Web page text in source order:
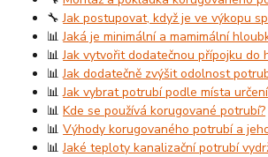
🔧Jak postupovat, když je ve výkopu
📊Jaká je minimální a mamimální
📊Jak vytvořit dodatečnou přípojku do
📊Jak dodatečně zvýšit odolnost
📊Jak vybrat potrubí podle místa
📊Kde se používá korugované potrubí?
📊Výhody korugovaného potrubí a
📊Jaké teploty kanalizační potrubí